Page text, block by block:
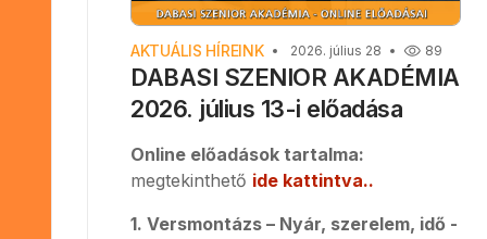
AKTUÁLIS HÍREINK 2026. július 28 89
DABASI SZENIOR AKADÉMIA
2026. július 13-i előadása
Online előadások tartalma:
megtekinthető ide kattintva..
1. Versmontázs – Nyár, szerelem, idő -